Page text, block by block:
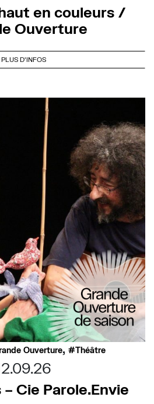
en couleurs /
Ouverture
PLUS D'INFOS
Ouverture, Théâtre
Cie Parole.Envie